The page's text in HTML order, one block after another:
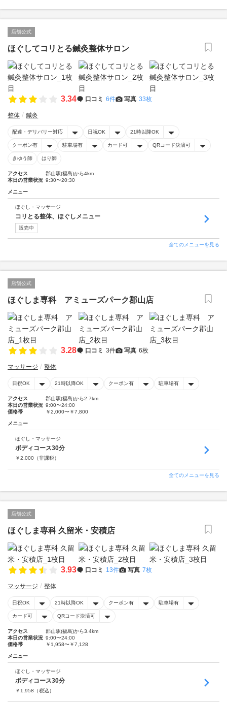
店舗公式
ほぐしてコリとる鍼灸整体サロン
3.34 口コミ 6件 写真 33枚
整体 鍼灸
配達・デリバリー対応 日祝OK 21時以降OK
クーポン有 駐車場有 カード可 QRコード決済可
きゆう師 はり師
アクセス
郡山駅(福島)から4km
本日の営業状況 9:30〜20:30
メニュー
ほぐし・マッサージ
コリとる整体、ほぐしメニュー
販売中
全てのメニューを見る
店舗公式
ほぐしま専科 アミューズパーク郡山店
3.28 口コミ 3件 写真 6枚
マッサージ 整体
日祝OK 21時以降OK クーポン有 駐車場有
アクセス
郡山駅(福島)から2.7km
本日の営業状況 9:00〜24:00
価格帯
￥2,000〜￥7,800
メニュー
ほぐし・マッサージ
ボディコース30分
￥2,000 （非課税）
全てのメニューを見る
店舗公式
ほぐしま専科 久留米・安積店
3.93 口コミ 13件 写真 7枚
マッサージ 整体
日祝OK 21時以降OK クーポン有 駐車場有
カード可 QRコード決済可
アクセス
郡山駅(福島)から3.4km
本日の営業状況 9:00〜24:00
価格帯
￥1,958〜￥7,128
メニュー
ほぐし・マッサージ
ボディコース30分
￥ 1,958 （税込）